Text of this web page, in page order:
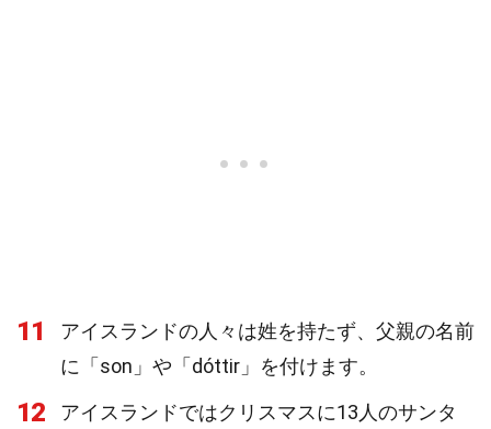
11
アイスランドの人々は姓を持たず、父親の名前
に「son」や「dóttir」を付けます。
12
アイスランドではクリスマスに13人のサンタ